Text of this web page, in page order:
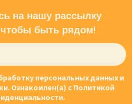
на нашу рассылку
чтобы быть рядом!
персональных данных и
Ознакомлен(а) с Политикой